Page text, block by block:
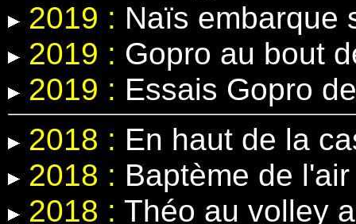
2019 : Naïs embarque
2019 : Gopro au bout
2019 : Essais Gopro
2018 : En haut de la
2018 : Baptème de
2018 : Théo au volley